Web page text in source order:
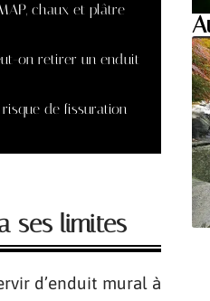
chaux et plâtre
on retirer un enduit
de fissuration
ses limites
d’enduit mural à